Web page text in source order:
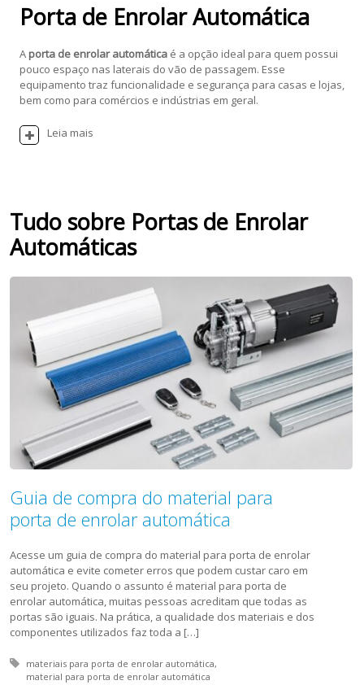
Porta de Enrolar Automática
A porta de enrolar automáticaé a opção ideal para quem possui
pouco espaço nas laterais do vão de passagem. Esse
equipamento traz funcionalidade e segurança para casas e lojas,
bem como para comércios e indústrias em geral.
Leia mais
Tudo sobre Portas de Enrolar
Automáticas
Guia de compra do material para
porta de enrolar automática
Acesse um guia de compra do material para porta de enrolar
automática e evite cometer erros que podem custar caro em
seu projeto. Quando o assunto é material para porta de
enrolar automática, muitas pessoas acreditam que todas as
portas são iguais. Na prática, a qualidade dos materiais e dos
componentes utilizados faz toda a […]
Tagged with:
materiais para porta de enrolar automática
material para porta de enrolar automática